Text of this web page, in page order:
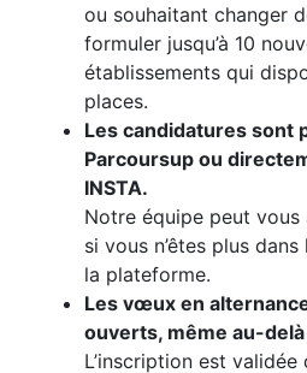
ou souhaitant changer
formuler jusqu’à 10
établissements qui
places.
Les candidatures sont
Parcoursup ou
INSTA.
Notre équipe peut
si vous n’êtes plus
la plateforme.
Les vœux en
ouverts, même au-delà
L’inscription est validée